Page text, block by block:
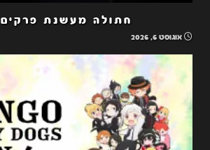
חתולה מעשנת פרקים 5-4
אוגוסט 6, 2026